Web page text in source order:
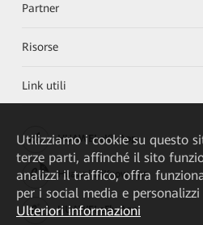
Partner
Risorse
Link utili
HUAWEI eKit App
Huawei HiKnow App
HUAWEI eFly App
Utilizziamo i cookie su questo
terze parti, affinché il sito
analizzi il traffico, offra
per i social media e
Ulteriori informazioni